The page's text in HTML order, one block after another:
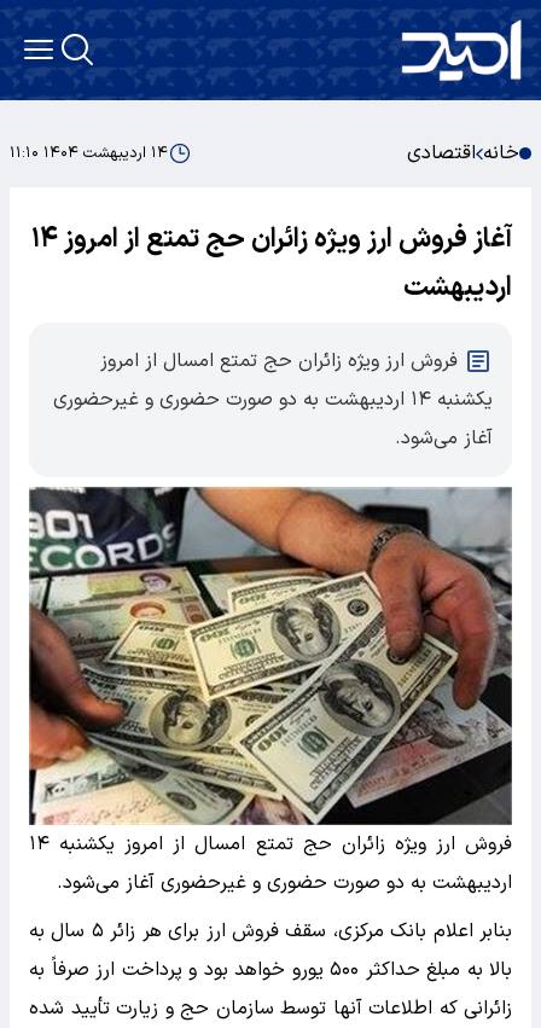
خانه اقتصادی ۱۴ اردیبهشت ۱۴۰۴ ۱۱:۱۰
آغاز فروش ارز ویژه زائران حج تمتع از امروز ۱۴
اردیبهشت
فروش ارز ویژه زائران حج تمتع امسال از امروز
یکشنبه ۱۴ اردیبهشت به دو صورت حضوری و غیرحضوری
آغاز می‌شود.
فروش ارز ویژه زائران حج تمتع امسال از امروز یکشنبه ۱۴
اردیبهشت به دو صورت حضوری و غیرحضوری آغاز می‌شود.
بنابر اعلام بانک مرکزی، سقف فروش ارز برای هر زائر ۵ سال به
بالا به مبلغ حداکثر ۵۰۰ یورو خواهد بود و پرداخت ارز صرفاً به
زائرانی که اطلاعات آنها توسط سازمان حج و زیارت تأیید شده